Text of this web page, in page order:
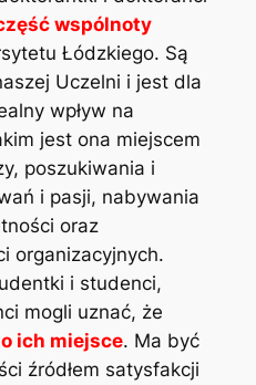
wspólnoty
Łódzkiego. Są
Uczelni i jest dla
wpływ na
jest ona miejscem
poszukiwania i
i pasji, nabywania
oraz
organizacyjnych.
i studenci,
mogli uznać, że
ich miejsce. Ma być
źródłem satysfakcji